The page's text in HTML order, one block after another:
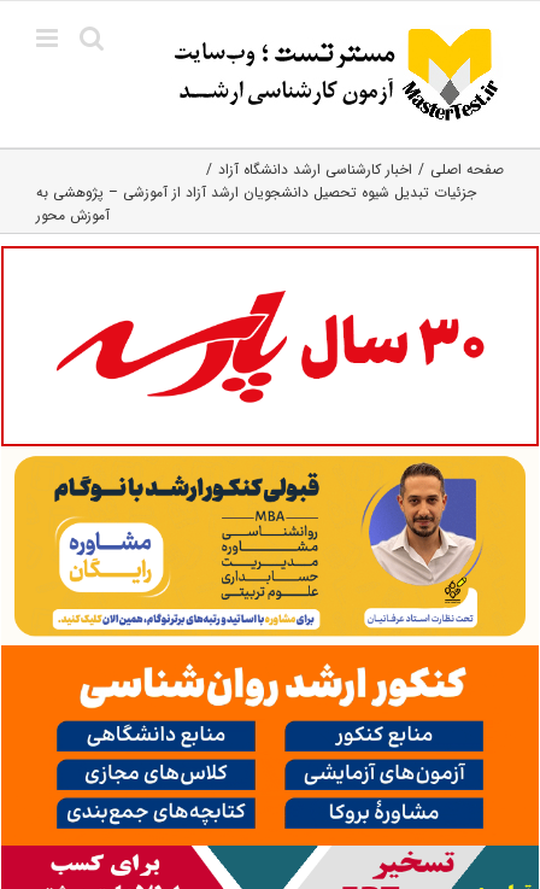
content
صفحه اصلی
اخبار کارشناسی ارشد دانشگاه آزاد
جزئیات تبدیل شیوه تحصیل دانشجویان ارشد آزاد از آموزشی – پژوهشی به
آموزش محور